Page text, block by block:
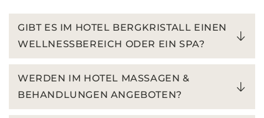
GIBT ES IM HOTEL BERGKRISTALL EINEN
WELLNESSBEREICH ODER EIN SPA?
WERDEN IM HOTEL MASSAGEN &
BEHANDLUNGEN ANGEBOTEN?